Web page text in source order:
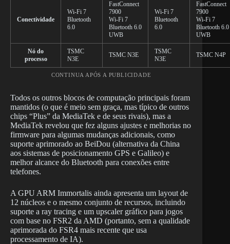
Conectividade
Wi-Fi 7
Bluetooth
6.0
FastConnect
7900
Wi-Fi 7
Bluetooth 6.0
UWB
Wi-Fi 7
Bluetooth
6.0
FastConnect
7900
Wi-Fi 7
Bluetooth 6.0
UWB
Nó do
processo
TSMC
N3E
TSMC N3E
TSMC
N3E
TSMC N4P
CONTINUA APÓS A PUBLICIDADE
Todos os outros blocos de computação principais foram
mantidos (o que é meio sem graça, mas típico de outros
chips “Plus” da MediaTek e de seus rivais), mas a
MediaTek revelou que fez alguns ajustes e melhorias no
firmware para algumas mudanças adicionais, como
suporte aprimorado ao BeiDou (alternativa da China
aos sistemas de posicionamento GPS e Galileo) e
melhor alcance do Bluetooth para conexões entre
telefones.
A GPU ARM Immortalis ainda apresenta um layout de
12 núcleos e o mesmo conjunto de recursos, incluindo
suporte a ray tracing e um upscaler gráfico para jogos
com base no FSR2 da AMD (portanto, sem a qualidade
aprimorada do FSR4 mais recente que usa
processamento de IA).